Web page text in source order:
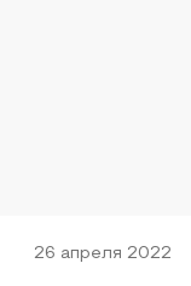
26 апреля 2022